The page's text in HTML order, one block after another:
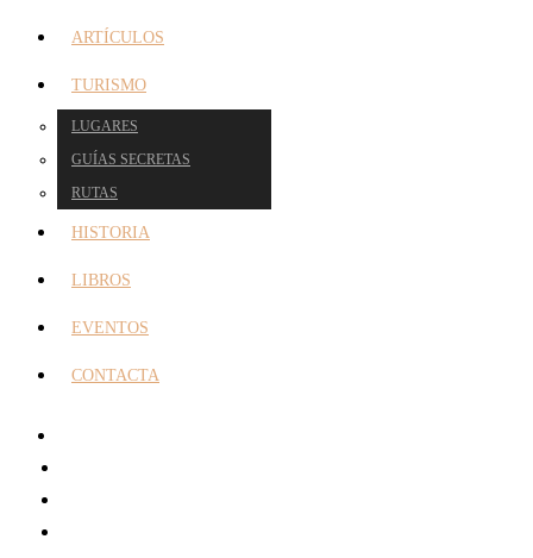
ARTÍCULOS
TURISMO
LUGARES
GUÍAS SECRETAS
RUTAS
HISTORIA
LIBROS
EVENTOS
CONTACTA